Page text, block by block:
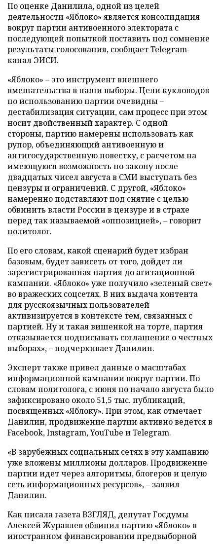
По оценке Данилила, одной из целей
деятельности «Яблоко» является консолидация
вокруг партии антивоенного электората с
последующей попыткой поставить под сомнение
результаты голосования, сообщаетTelegram-
канал ЭИСИ.
«Яблоко» – это инструмент внешнего
вмешательства в наши выборы. Цели кукловодов
по использованию партии очевидны –
дестабилизация ситуации, сам процесс при этом
носит двойственный характер. С одной
стороны, партию намерены использовать как
рупор, объединяющий антивоенную и
антигосударственную повестку, с расчетом на
имеющуюся возможность по закону после
двадцатых чисел августа в СМИ выступать без
цензуры и ограничений. С другой, «Яблоко»
намеренно подставляют под снятие с целью
обвинить власти России в цензуре и в страхе
перед так называемой «оппозицией», – говорит
политолог.
По его словам, какой сценарий будет избран
базовым, будет зависеть от того, дойдет ли
зарегистрированная партия до агитационной
кампании. «Яблоко» уже получило «зеленый свет»
во вражеских соцсетях. В них выдача контента
для русскоязычных пользователей
активизируется в контексте тем, связанных с
партией. Ну и такая вишенкой на торте, партия
отказывается подписывать соглашение о честных
выборах», – подчеркивает Данилин.
Эксперт также привел данные о масштабах
информационной кампании вокруг партии. По
словам политолога, с июня по начало августа было
зафиксировано около 51,5 тыс. публикаций,
посвященных «Яблоку». При этом, как отмечает
Данилин, продвижение партии активно ведется в
Facebook, Instagram, YouTube и Telegram.
«В зарубежных социальных сетях в эту кампанию
уже вложены миллионы долларов. Продвижение
партии идет через алгоритмы, блогеров и целую
сеть информационных ресурсов», – заявил
Данилин.
Как писала газета ВЗГЛЯД, депутат Госдумы
Алексей Журавлев обвинилпартию «Яблоко» в
иностранном финансировании предвыборной